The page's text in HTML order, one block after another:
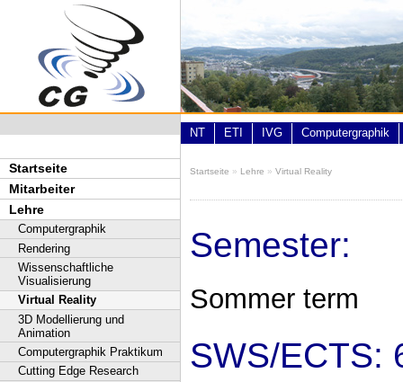
Direkt zum Inhalt
Startseite
Mitarbeiter
Lehre
Computergraphik
Rendering
Wissenschaftliche
Visualisierung
Virtual Reality
3D Modellierung und
Animation
Computergraphik Praktikum
Cutting Edge Research
NT ETI IVG Computergraphik
Sie sind hier
Startseite » Lehre » Virtual Reality
Semester:
Sommer term
SWS/ECTS: